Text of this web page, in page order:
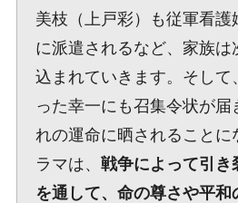
美枝（上戸彩）も従軍看護
に派遣されるなど、家族は
込まれていきます。そして
った幸一にも召集令状が
れの運命に晒されることに
ラマは、 戦争によって引き
を通して、命の尊さや平和